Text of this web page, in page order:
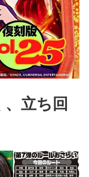
立ち回